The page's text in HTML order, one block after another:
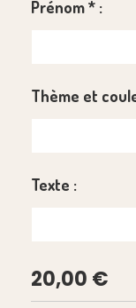
Prénom* :
Thème et
Texte :
20,00 €